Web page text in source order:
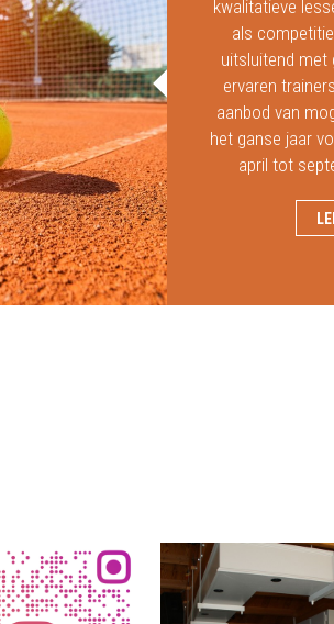
kwalitatieve
als
uitsluitend met
ervaren
aanbod van
het ganse jaar
april tot